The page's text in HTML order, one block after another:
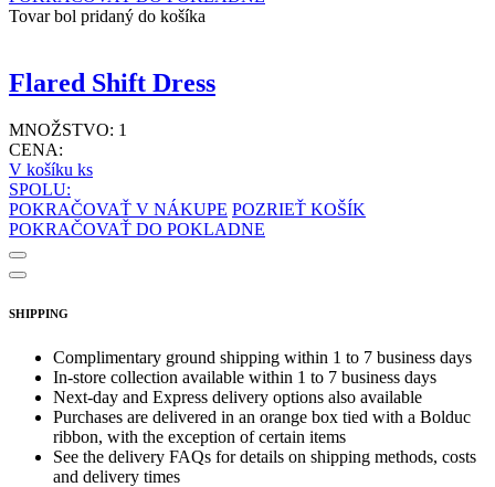
Tovar bol pridaný do košíka
Flared Shift Dress
MNOŽSTVO: 1
CENA:
V košíku ks
SPOLU:
POKRAČOVAŤ V NÁKUPE POZRIEŤ KOŠÍK
POKRAČOVAŤ DO POKLADNE
SHIPPING
Complimentary ground shipping within 1 to 7 business days
In-store collection available within 1 to 7 business days
Next-day and Express delivery options also available
Purchases are delivered in an orange box tied with a Bolduc
ribbon, with the exception of certain items
See the delivery FAQs for details on shipping methods, costs
and delivery times